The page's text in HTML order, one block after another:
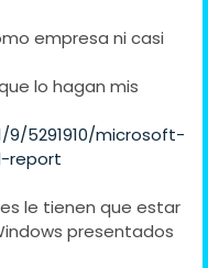
empresa ni casi
lo hagan mis
5291910/microsoft-
report
le tienen que estar
presentados